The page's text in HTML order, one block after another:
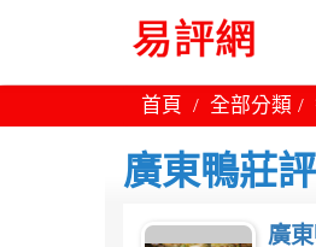
首頁 全部分類
廣東鴨莊
廣